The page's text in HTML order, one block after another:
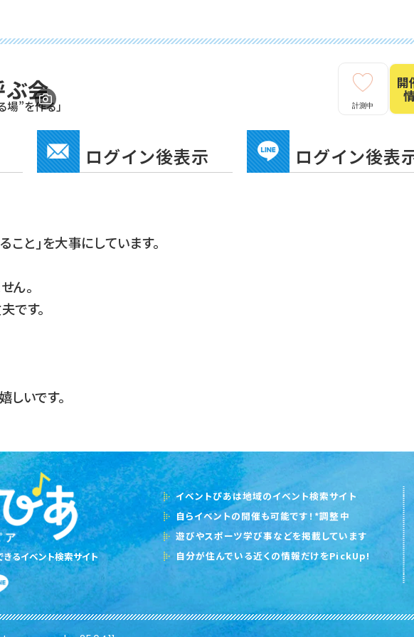
会
場”を作る」 計測中
開
ログイン後表示 ログイン後表
こと」を大事にしています。
ん。
です。
いです。
るイベント検索サイト
イベントぴあは地域のイベント検索サイト
自らイベントの開催も可能です！*調整中
遊びやスポーツ学び事などを掲載しています
自分が住んでいる近くの情報だけをPickUp!